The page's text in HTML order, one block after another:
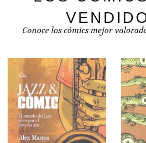
Conoce los cómics mejor